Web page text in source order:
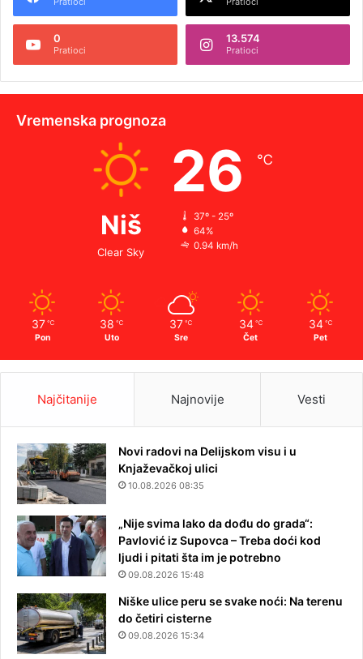
0
Pratioci
13.574
Pratioci
Vremenska prognoza
Niš
Clear Sky
26 ℃
37º - 25º
64%
0.94 km/h
37 ℃
Pon
38 ℃
Uto
37 ℃
Sre
34 ℃
Čet
34 ℃
Pet
Najčitanije Najnovije Vesti
Novi radovi na Delijskom visu i u
Knjaževačkoj ulici
10.08.2026 08:35
„Nije svima lako da dođu do grada“:
Pavlović iz Supovca – Treba doći kod
ljudi i pitati šta im je potrebno
09.08.2026 15:48
Niške ulice peru se svake noći: Na terenu
do četiri cisterne
09.08.2026 15:34